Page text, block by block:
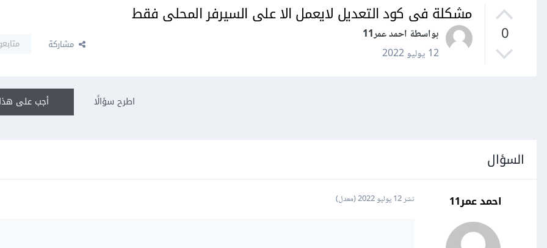
0
مشكلة فى كود التعديل لايعمل الا على السيرفر المحلى فقط
بواسطة احمد عمر11
12 يوليو 2022
مشاركة
أجب على اطرح سؤالًا
السؤال
احمد عمر11 نشر12 يوليو 2022 (معدل)